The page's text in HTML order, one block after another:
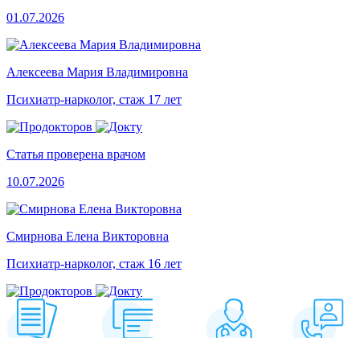
01.07.2026
Алексеева Мария Владимировна
Психиатр-нарколог, стаж 17 лет
Статья проверена врачом
10.07.2026
Смирнова Елена Викторовна
Психиатр-нарколог, стаж 16 лет